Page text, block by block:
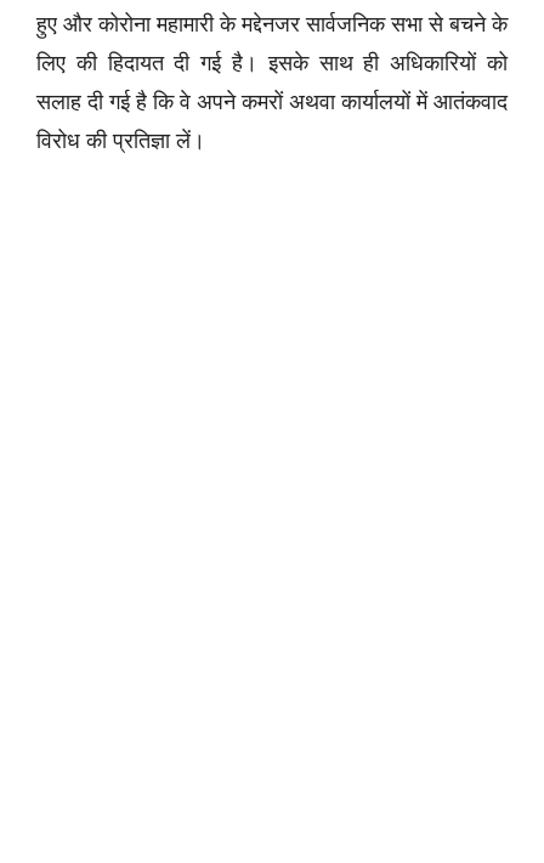
हुए और कोरोना महामारी के मद्देनजर सार्वजनिक सभा से बचने के
लिए की हिदायत दी गई है। इसके साथ ही अधिकारियों को
सलाह दी गई है कि वे अपने कमरों अथवा कार्यालयों में आतंकवाद
विरोध की प्रतिज्ञा लें।